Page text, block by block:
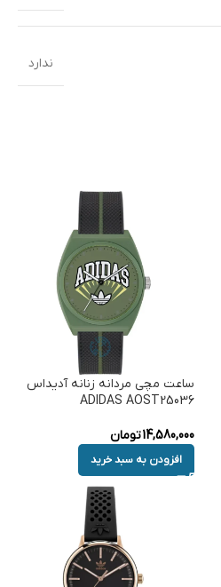
ندارد
ساعت مچی مردانه زنانه آدیداس
ADIDAS AOST25036
14,580,000تومان
افزودن به سبد خرید